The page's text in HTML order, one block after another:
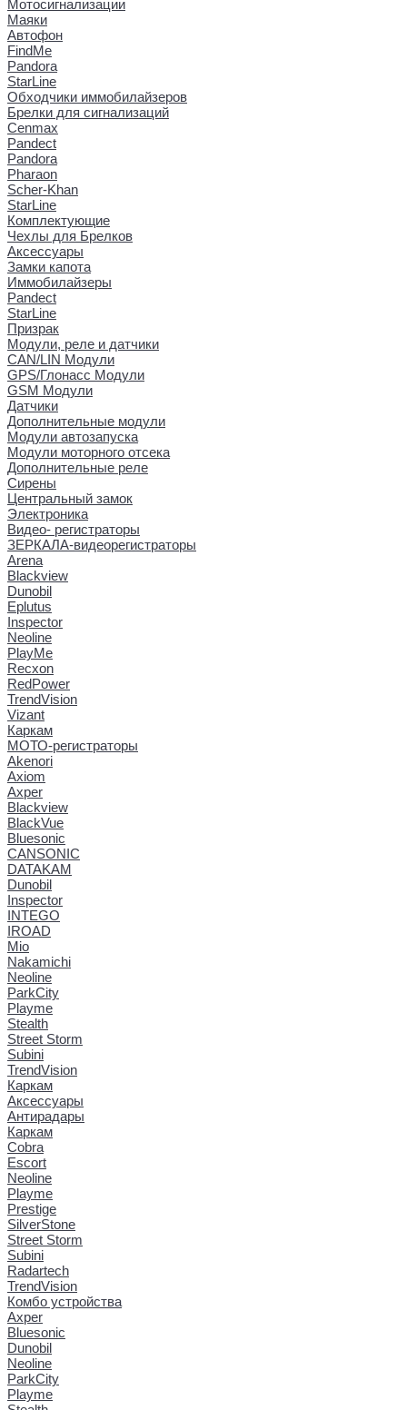
Мотосигнализации
Маяки
Автофон
FindMe
Pandora
StarLine
Обходчики иммобилайзеров
Брелки для сигнализаций
Cenmax
Pandect
Pandora
Pharaon
Scher-Khan
StarLine
Комплектующие
Чехлы для Брелков
Аксессуары
Замки капота
Иммобилайзеры
Pandect
StarLine
Призрак
Модули, реле и датчики
CAN/LIN Модули
GPS/Глонасс Модули
GSM Модули
Датчики
Дополнительные модули
Модули автозапуска
Модули моторного отсека
Дополнительные реле
Сирены
Центральный замок
Электроника
Видео- регистраторы
ЗЕРКАЛА-видеорегистраторы
Arena
Blackview
Dunobil
Eplutus
Inspector
Neoline
PlayMe
Recxon
RedPower
TrendVision
Vizant
Каркам
МОТО-регистраторы
Akenori
Axiom
Axper
Blackview
BlackVue
Bluesonic
CANSONIC
DATAKAM
Dunobil
Inspector
INTEGO
IROAD
Mio
Nakamichi
Neoline
ParkCity
Playme
Stealth
Street Storm
Subini
TrendVision
Каркам
Аксессуары
Антирадары
Каркам
Cobra
Escort
Neoline
Playme
Prestige
SilverStone
Street Storm
Subini
Radartech
TrendVision
Комбо устройства
Axper
Bluesonic
Dunobil
Neoline
ParkCity
Playme